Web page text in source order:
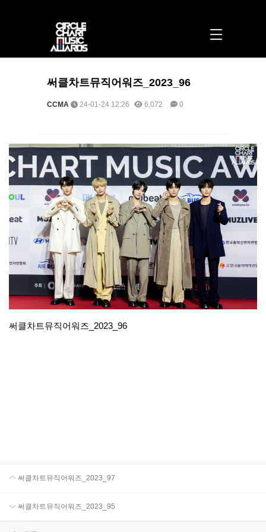
써클차트뮤직어워즈_2023_96
CCMA 24-01-24 12:26 6,072 0
본문
써클차트뮤직어워즈_2023_96
써클차트뮤직어워즈_2023_97
써클차트뮤직어워즈_2023_95